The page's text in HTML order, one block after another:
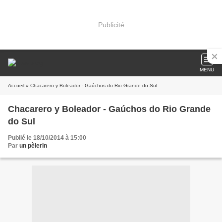
Publicité
MENU
Accueil » Chacarero y Boleador - Gaúchos do Rio Grande do Sul
Chacarero y Boleador - Gaúchos do Rio Grande
do Sul
Publié le 18/10/2014 à 15:00
Par un pèlerin